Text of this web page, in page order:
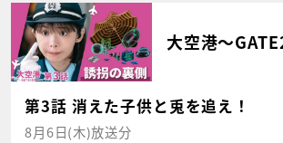
大空港～
第3話 消えた子供と兎を追え！
8月6日(木)放送分